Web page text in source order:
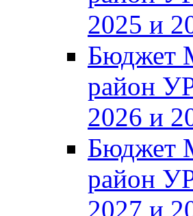
2025 и
Бюджет
район
2026 и
Бюджет
район
2027 и